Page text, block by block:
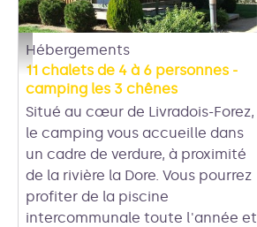
Camping les 3 chênes - Camping les 3 chênes
Hébergements
11 chalets de 4 à 6 personnes -
camping les 3 chênes
Situé au cœur de Livradois-Forez,
le camping vous accueille dans
un cadre de verdure, à proximité
de la rivière la Dore. Vous pourrez
profiter de la piscine
intercommunale toute l'année et